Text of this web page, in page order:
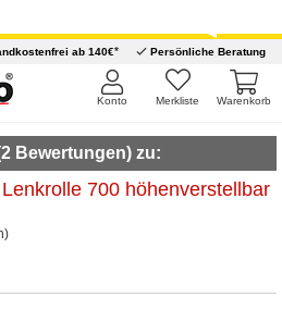
ab 140€* Persönliche Beratung
Warenkorb
Merkliste
Konto
Bewertungen) zu:
700 höhenverstellbar